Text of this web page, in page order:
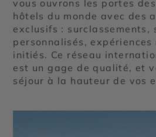
vous ouvrons les portes
hôtels du monde avec des
exclusifs : surclassements,
personnalisés, expériences
initiés. Ce réseau
est un gage de qualité, et
séjour à la hauteur de vos